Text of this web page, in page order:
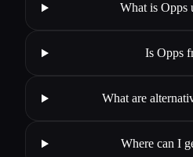
What is Opps
Is Opps
What are
Where can I